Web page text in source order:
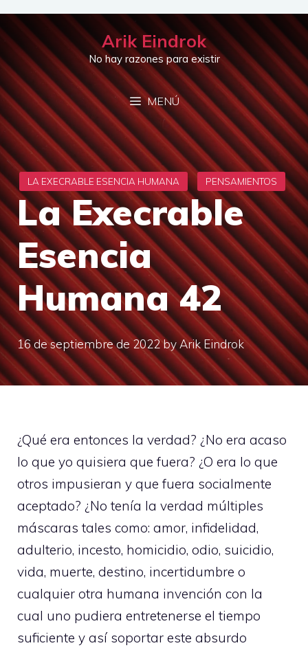
Saltar
al
contenido
Arik Eindrok
No hay razones para existir
MENÚ
La Execrable
Esencia
Humana 42
16 de septiembre de 2022byArik Eindrok
¿Qué era entonces la verdad? ¿No era acaso
lo que yo quisiera que fuera? ¿O era lo que
otros impusieran y que fuera socialmente
aceptado? ¿No tenía la verdad múltiples
máscaras tales como: amor, infidelidad,
adulterio, incesto, homicidio, odio, suicidio,
vida, muerte, destino, incertidumbre o
cualquier otra humana invención con la
cual uno pudiera entretenerse el tiempo
suficiente y así soportar este absurdo